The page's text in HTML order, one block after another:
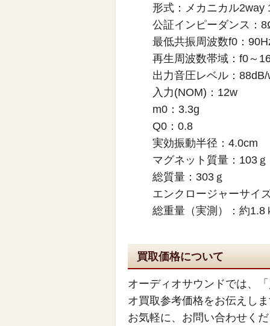
形式：メカニカル2way
公証インピーダンス：
最低共振周波数f0：
再生周波数帯域：f0～
出力音圧レベル：
入力(NOM)：12w
m0：3.3g
Q0：0.8
実効振動半径：4.0cm
マグネット質量：103ｇ
総質量：303ｇ
エンクロージャーサイ
総重量（実測）：約1.8
買取価格について
オーディオサウンドでは、
オ買取参考価格をお伝えし
お気軽に、お問い合わせく